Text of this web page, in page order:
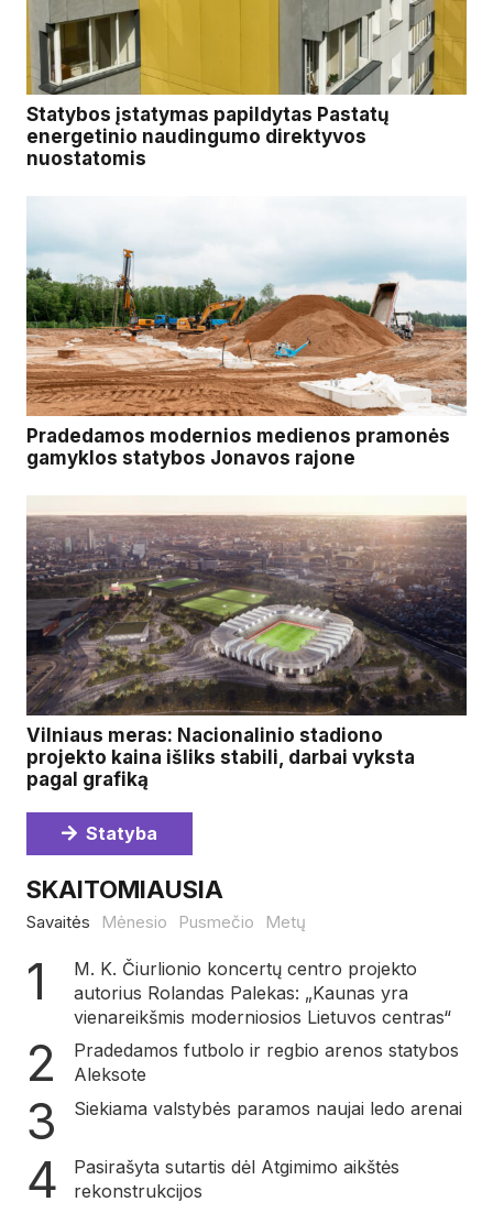
Statybos įstatymas papildytas Pastatų
energetinio naudingumo direktyvos
nuostatomis
Pradedamos modernios medienos pramonės
gamyklos statybos Jonavos rajone
Vilniaus meras: Nacionalinio stadiono
projekto kaina išliks stabili, darbai vyksta
pagal grafiką
Statyba
SKAITOMIAUSIA
Savaitės Mėnesio Pusmečio Metų
M. K. Čiurlionio koncertų centro projekto
autorius Rolandas Palekas: „Kaunas yra
vienareikšmis moderniosios Lietuvos centras“
Pradedamos futbolo ir regbio arenos statybos
Aleksote
Siekiama valstybės paramos naujai ledo arenai
Pasirašyta sutartis dėl Atgimimo aikštės
rekonstrukcijos